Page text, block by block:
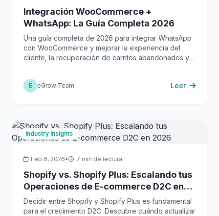
Integración WooCommerce +
WhatsApp: La Guía Completa 2026
Una guía completa de 2026 para integrar WhatsApp
con WooCommerce y mejorar la experiencia del
cliente, la recuperación de carritos abandonados y
E eGrow Team Leer
Industry Insights
Feb 6, 2026• 7 min de lectura
Shopify vs. Shopify Plus: Escalando tus
Operaciones de E-commerce D2C en
2026
Decidir entre Shopify y Shopify Plus es fundamental
para el crecimiento D2C. Descubre cuándo actualizar